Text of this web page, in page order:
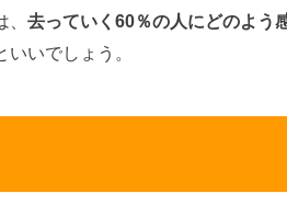
去っていく60％の人にどのよう
いでしょう。